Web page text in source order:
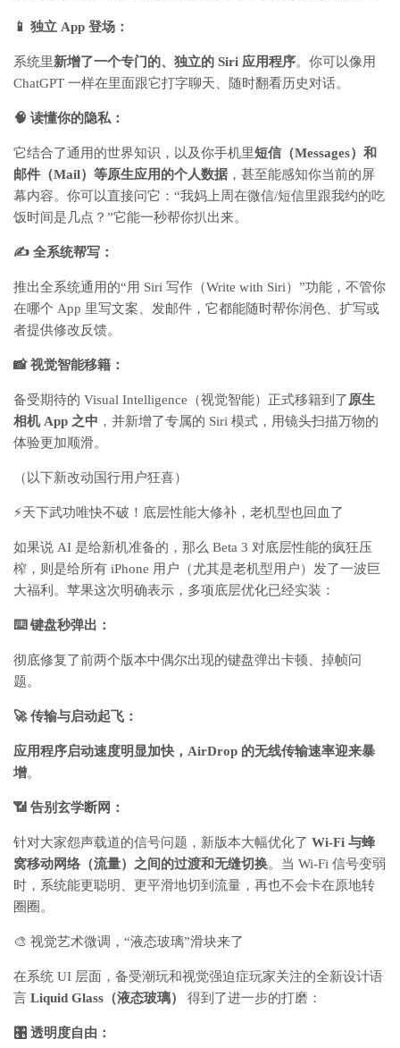
📱 独立 App 登场：
系统里新增了一个专门的、独立的 Siri 应用程序。你可以像用
ChatGPT 一样在里面跟它打字聊天、随时翻看历史对话。
🧠 读懂你的隐私：
它结合了通用的世界知识，以及你手机里短信（Messages）和
邮件（Mail）等原生应用的个人数据 ，甚至能感知你当前的屏
幕内容。你可以直接问它：“我妈上周在微信/短信里跟我约的吃
饭时间是几点？”它能一秒帮你扒出来。
✍️ 全系统帮写：
推出全系统通用的“用 Siri 写作（Write with Siri）”功能，不管你
在哪个 App 里写文案、发邮件，它都能随时帮你润色、扩写或
者提供修改反馈。
📸 视觉智能移籍：
备受期待的 Visual Intelligence（视觉智能）正式移籍到了 原生
相机 App 之中 ，并新增了专属的 Siri 模式，用镜头扫描万物的
体验更加顺滑。
（以下新改动国行用户狂喜）
⚡天下武功唯快不破！底层性能大修补，老机型也回血了
如果说 AI 是给新机准备的，那么 Beta 3 对底层性能的疯狂压
榨，则是给所有 iPhone 用户（尤其是老机型用户）发了一波巨
大福利。苹果这次明确表示，多项底层优化已经实装：
⌨️ 键盘秒弹出：
彻底修复了前两个版本中偶尔出现的键盘弹出卡顿、掉帧问
题。
🚀 传输与启动起飞：
应用程序启动速度明显加快，AirDrop 的无线传输速率迎来暴
增。
📶 告别玄学断网：
针对大家怨声载道的信号问题，新版本大幅优化了 Wi-Fi 与蜂
窝移动网络（流量）之间的过渡和无缝切换。当 Wi-Fi 信号变弱
时，系统能更聪明、更平滑地切到流量，再也不会卡在原地转
圈圈。
🎨 视觉艺术微调，“液态玻璃”滑块来了
在系统 UI 层面，备受潮玩和视觉强迫症玩家关注的全新设计语
言 Liquid Glass（液态玻璃） 得到了进一步的打磨：
🎛️ 透明度自由：